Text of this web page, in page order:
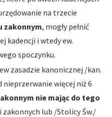
na trzecie
zakonnym, mogły pełnić
kadencji i wtedy ew.
spoczynku.
zasadzie kanonicznej /kan.
nieprzerwanie więcej niż 6
nie mając do tego
lub /Stolicy Św./